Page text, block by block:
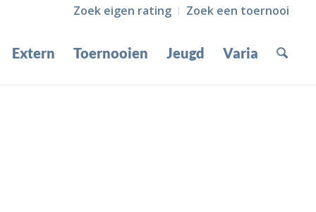
Zoek eigen rating Zoek een toernooi
Extern Toernooien Jeugd Varia